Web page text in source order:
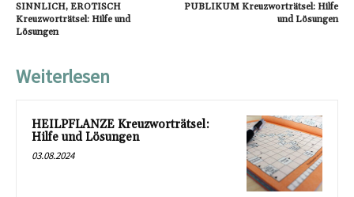
SINNLICH, EROTISCH
Kreuzworträtsel: Hilfe und
Lösungen
PUBLIKUM Kreuzworträtsel: Hilfe
und Lösungen
Weiterlesen
HEILPFLANZE Kreuzworträtsel:
Hilfe und Lösungen
03.08.2024